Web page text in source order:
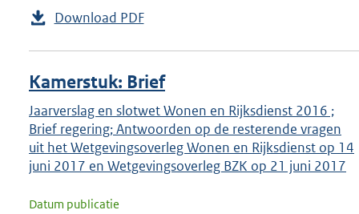
Download PDF
Kamerstuk: Brief
Jaarverslag en slotwet Wonen en Rijksdienst 2016 ;
Brief regering; Antwoorden op de resterende vragen
uit het Wetgevingsoverleg Wonen en Rijksdienst op 14
juni 2017 en Wetgevingsoverleg BZK op 21 juni 2017
Datum publicatie